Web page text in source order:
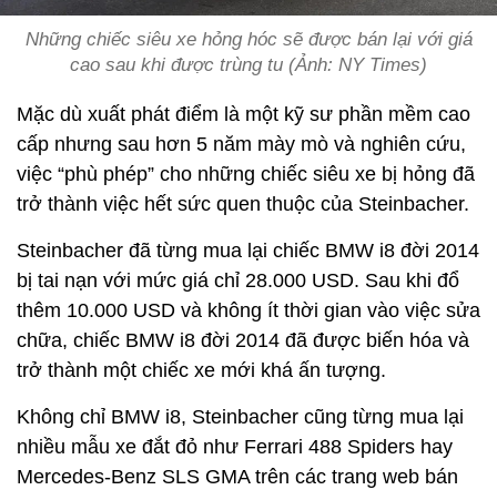
Những chiếc siêu xe hỏng hóc sẽ được bán lại với giá
cao sau khi được trùng tu (Ảnh: NY Times)
Mặc dù xuất phát điểm là một kỹ sư phần mềm cao
cấp nhưng sau hơn 5 năm mày mò và nghiên cứu,
việc “phù phép” cho những chiếc siêu xe bị hỏng đã
trở thành việc hết sức quen thuộc của Steinbacher.
Steinbacher đã từng mua lại chiếc BMW i8 đời 2014
bị tai nạn với mức giá chỉ 28.000 USD. Sau khi đổ
thêm 10.000 USD và không ít thời gian vào việc sửa
chữa, chiếc BMW i8 đời 2014 đã được biến hóa và
trở thành một chiếc xe mới khá ấn tượng.
Không chỉ BMW i8, Steinbacher cũng từng mua lại
nhiều mẫu xe đắt đỏ như Ferrari 488 Spiders hay
Mercedes-Benz SLS GMA trên các trang web bán